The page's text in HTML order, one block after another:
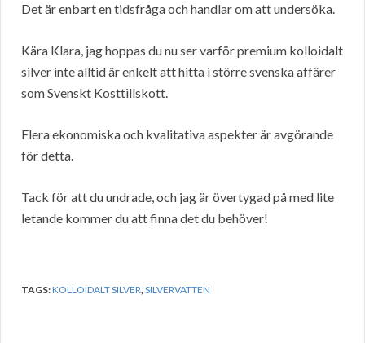
Det är enbart en tidsfråga och handlar om att undersöka.
Kära Klara, jag hoppas du nu ser varför premium kolloidalt
silver inte alltid är enkelt att hitta i större svenska affärer
som Svenskt Kosttillskott.
Flera ekonomiska och kvalitativa aspekter är avgörande
för detta.
Tack för att du undrade, och jag är övertygad på med lite
letande kommer du att finna det du behöver!
TAGS:KOLLOIDALT SILVER,SILVERVATTEN